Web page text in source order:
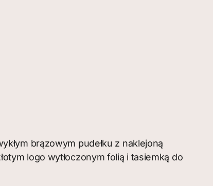
brązowym pudełku z naklejoną
logo wytłoczonym folią i tasiemką do